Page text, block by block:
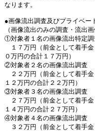
なります。
●画像流出調査及びプライベー
（画像流出のみの調査・流出
①対象者１名の画像流出特定調
１７万円（前金として着手金
０万円の合計１７万円）
②対象者２名の画像流出調査
２２万円（前金として着手
１２万円の合計２２万円）
③対象者３名の画像流出調査
２７万円（前金として着手
１４万円の合計２７万円）
④対象者４名の画像流出調査
３２万円（前金として着手